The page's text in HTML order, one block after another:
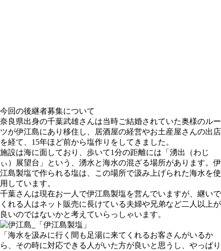
今回の後継者募集について
奈良県出身の千葉武雄さんは当時ご結婚されていた奥様のルー
ツが伊江島にあり移住し、居酒屋の経営やお土産屋さんの出店
を経て、15年ほど前から塩作りをしてきました。
施設は海に面しており、歩いて1分の距離には「湧出（わじ
ぃ）展望台」という、湧水と海水の混ざる場所があります。伊
江島製塩で作られる塩は、この場所で汲み上げられた海水を使
用しています。
千葉さんは現在お一人で伊江島製塩を営んでいますが、継いで
くれる人はネット販売に長けている夫婦や兄弟など二人以上が
良いのではないかと考えていらっしゃいます。
「海水を汲みに行く間も足湯に来てくれるお客さんがいるか
ら、その時に対応できる人がいた方が良いと思うし、やっぱり